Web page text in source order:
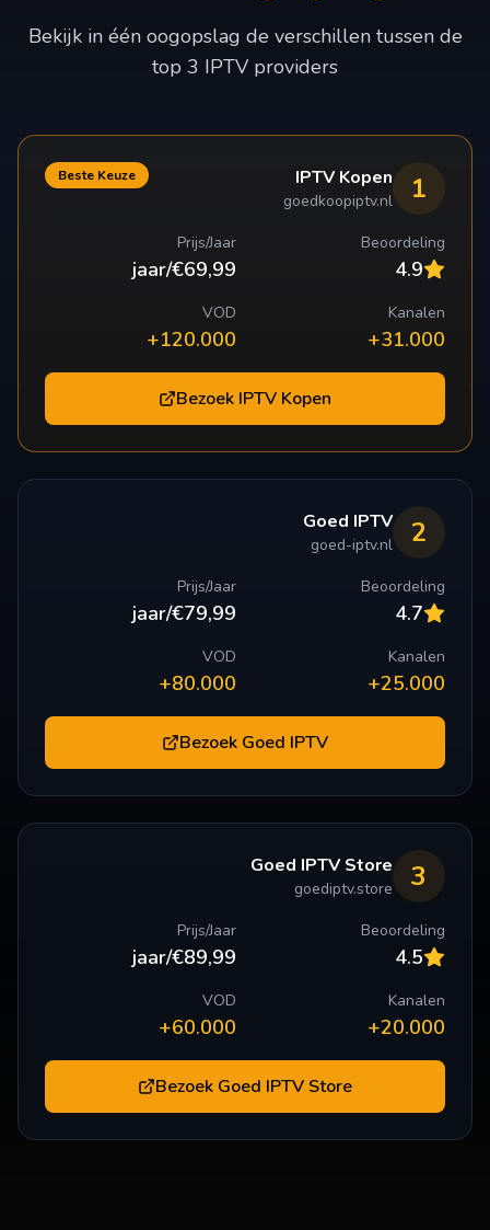
Bekijk in één oogopslag de verschillen tussen de
top 3 IPTV providers
1
IPTV Kopen
goedkoopiptv.nl
Beste Keuze
Beoordeling
4.9
Prijs/Jaar
€69,99/jaar
Kanalen
31.000+
VOD
120.000+
Bezoek IPTV Kopen
2
Goed IPTV
goed-iptv.nl
Beoordeling
4.7
Prijs/Jaar
€79,99/jaar
Kanalen
25.000+
VOD
80.000+
Bezoek Goed IPTV
3
Goed IPTV Store
goediptv.store
Beoordeling
4.5
Prijs/Jaar
€89,99/jaar
Kanalen
20.000+
VOD
60.000+
Bezoek Goed IPTV Store